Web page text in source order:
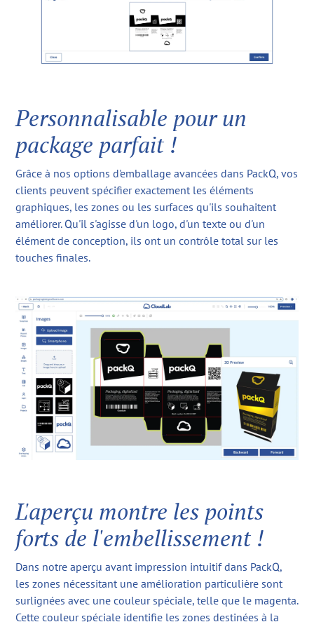
Personnalisable pour un
package parfait !
Grâce à nos options d'emballage avancées dans PackQ, vos
clients peuvent spécifier exactement les éléments
graphiques, les zones ou les surfaces qu'ils souhaitent
améliorer. Qu'il s'agisse d'un logo, d'un texte ou d'un
élément de conception, ils ont un contrôle total sur les
touches finales.
L'aperçu montre les points
forts de l'embellissement !
Dans notre aperçu avant impression intuitif dans PackQ,
les zones nécessitant une amélioration particulière sont
surlignées avec une couleur spéciale, telle que le magenta.
Cette couleur spéciale identifie les zones destinées à la